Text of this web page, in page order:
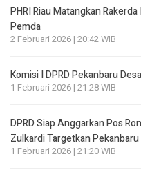
PHRI Riau Matangkan
Pemda
2 Februari 2026 | 20:42 WIB
Komisi I DPRD Pekanbaru
1 Februari 2026 | 21:28 WIB
DPRD Siap Anggarkan Pos
Zulkardi Targetkan
1 Februari 2026 | 21:20 WIB